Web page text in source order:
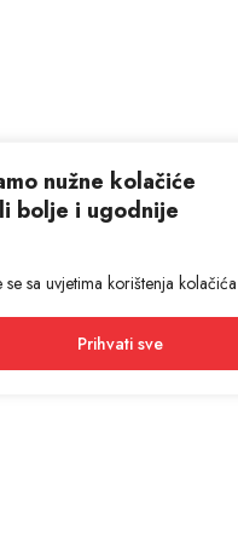
nužne kolačiće
bolje i ugodnije
sa uvjetima korištenja kolačića
Prihvati sve